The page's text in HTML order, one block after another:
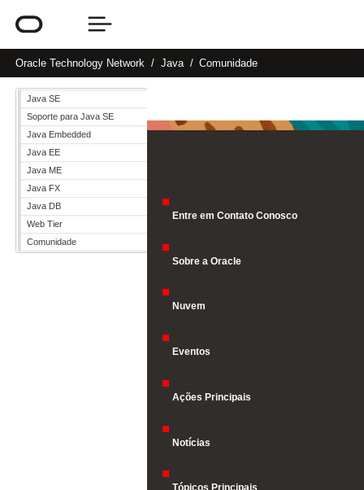
Oracle Technology Network Java Comunidade
Java SE
Soporte para Java SE
Java Embedded
Java EE
Java ME
Java FX
Java DB
Web Tier
Comunidade
Entre em Contato Conosco
Sobre a Oracle
Nuvem
Eventos
Ações Principais
Notícias